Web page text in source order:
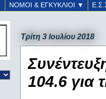
ΝΟΜΟΙ & ΕΓΚΥΚΛΙΟΙ ▼
Τρίτη 3 Ιουλίου 2018
104.6 για